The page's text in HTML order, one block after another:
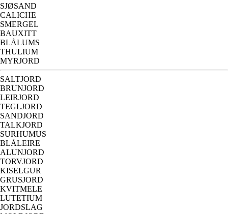
SJØSAND
CALICHE
SMERGEL
BAUXITT
BLÅLUMS
THULIUM
MYRJORD
SALTJORD
BRUNJORD
LEIRJORD
TEGLJORD
SANDJORD
TALKJORD
SURHUMUS
BLÅLEIRE
ALUNJORD
TORVJORD
KISELGUR
GRUSJORD
KVITMELE
LUTETIUM
JORDSLAG